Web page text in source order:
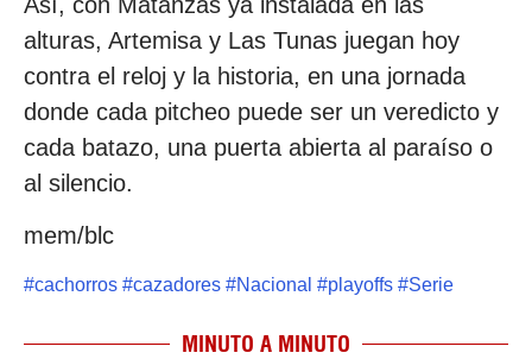
alturas, Artemisa y Las Tunas juegan hoy
contra el reloj y la historia, en una jornada
donde cada pitcheo puede ser un veredicto y
cada batazo, una puerta abierta al paraíso o
al silencio.
mem/blc
#cachorros #cazadores #Nacional #playoffs #Serie
MINUTO A MINUTO